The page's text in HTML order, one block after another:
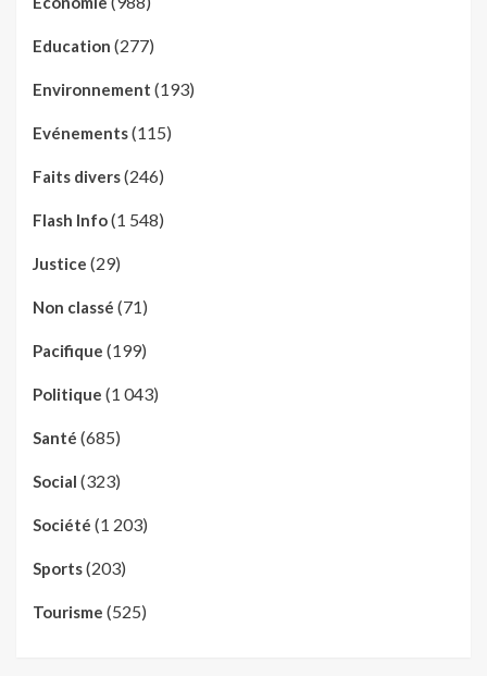
Education (277)
Environnement (193)
Evénements(115)
Faits divers(246)
Flash Info(1 548)
Justice (29)
Non classé (71)
Pacifique (199)
Politique (1 043)
Santé (685)
Social (323)
Société (1 203)
Sports(203)
Tourisme (525)